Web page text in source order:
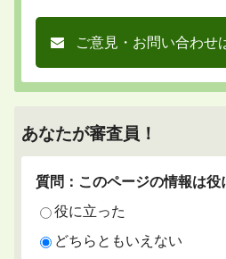
ご意見・お問い合わせ
あなたが審査員！
質問：このページの情報は役
役に立った
どちらともいえない